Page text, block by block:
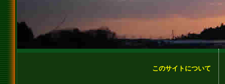
このサイトについて